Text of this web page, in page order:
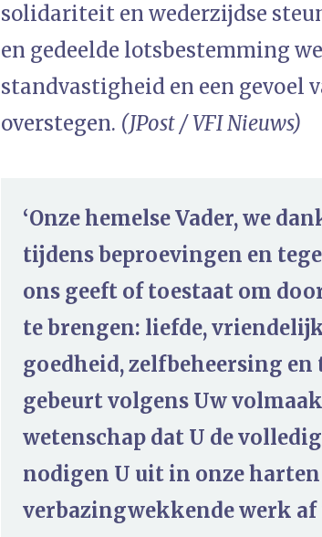
solidariteit en wederzijdse
en gedeelde lotsbestemming
standvastigheid en een gevoel
overstegen. (JPost / VFI Nieuws)
‘Onze hemelse Vader, we
tijdens beproevingen en
ons geeft of toestaat om
te brengen: liefde,
goedheid, zelfbeheersing
gebeurt volgens Uw
wetenschap dat U de
nodigen U uit in onze
verbazingwekkende werk af